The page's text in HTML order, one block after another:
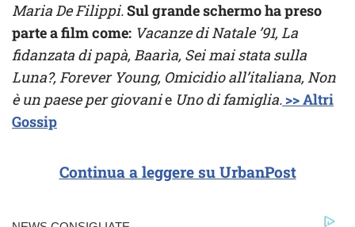
Maria De Filippi.Sul grande schermo ha preso
parte a film come: Vacanze di Natale ’91, La
fidanzata di papà, Baarìa, Sei mai stata sulla
Luna?, Forever Young, Omicidio all’italiana, Non
è un paese per giovanie Uno di famiglia. >> Altri
Gossip
Continua a leggere su UrbanPost